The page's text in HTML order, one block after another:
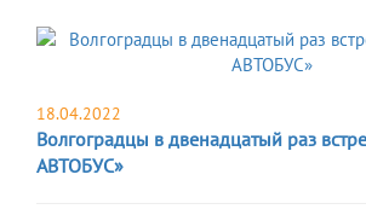
18.04.2022
Волгоградцы в двенадцатый раз
АВТОБУС»